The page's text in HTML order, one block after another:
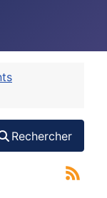
Rechercher